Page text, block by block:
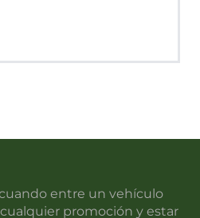
entre un vehículo
promoción y estar